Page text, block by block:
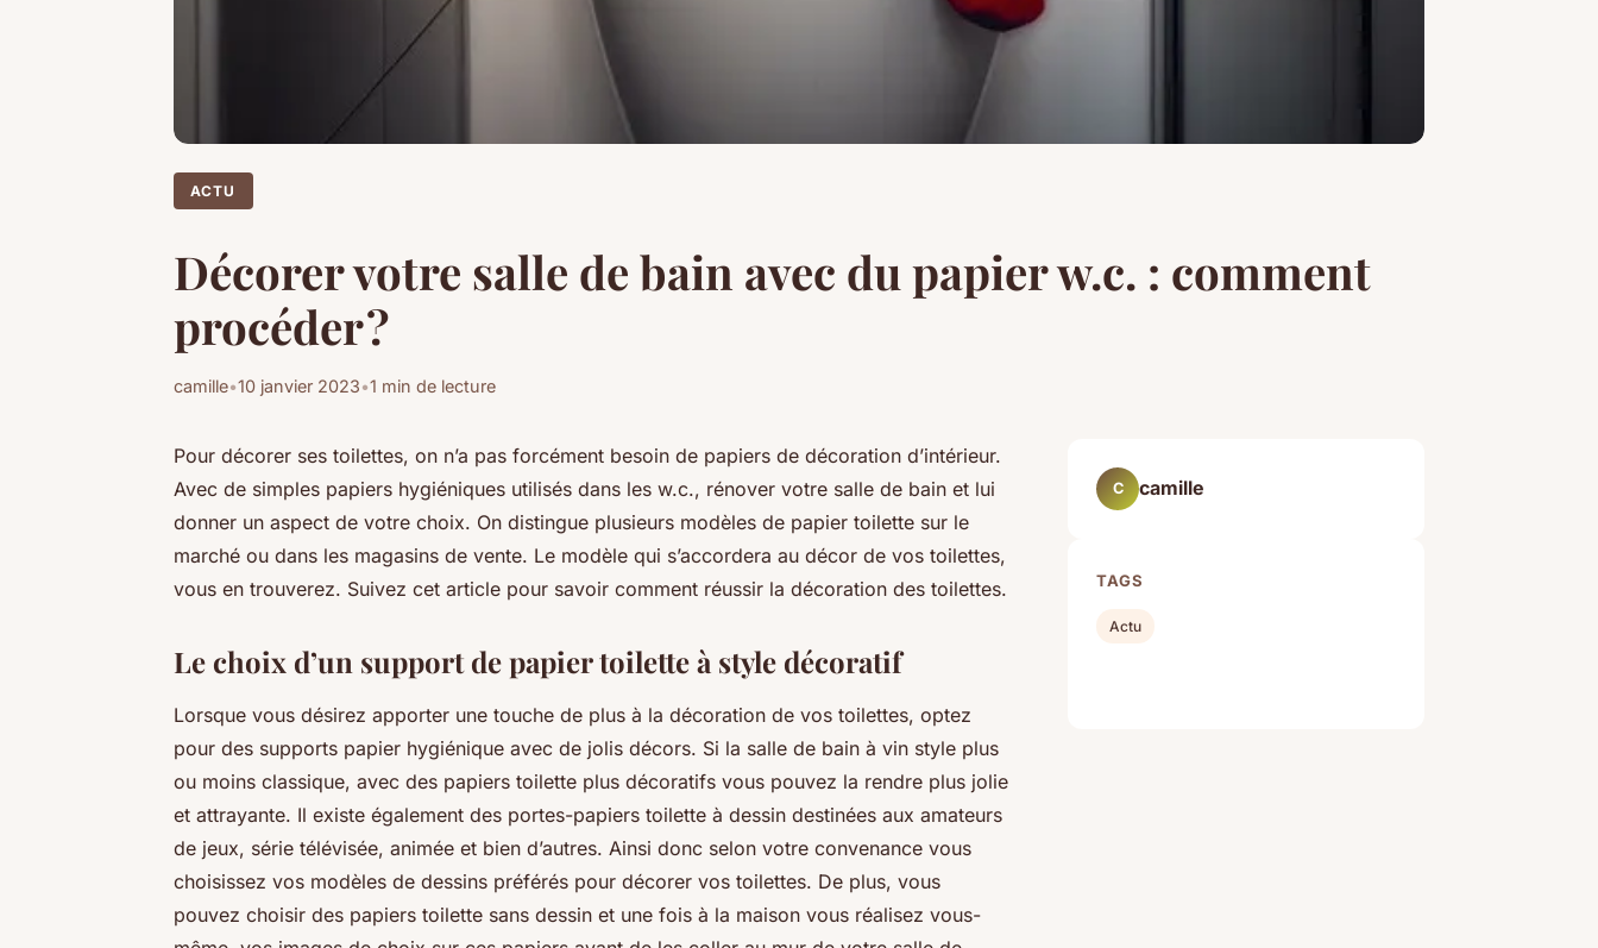
ACTU
Décorer votre salle de bain avec du papier w.c. : comment
procéder ?
camille•10 janvier 2023•1 min de lecture
Pour décorer ses toilettes, on n’a pas forcément besoin de papiers de décoration d’intérieur.
Avec de simples papiers hygiéniques utilisés dans les w.c., rénover votre salle de bain et lui
donner un aspect de votre choix. On distingue plusieurs modèles de papier toilette sur le
marché ou dans les magasins de vente. Le modèle qui s’accordera au décor de vos toilettes,
vous en trouverez. Suivez cet article pour savoir comment réussir la décoration des toilettes.
Le choix d’un support de papier toilette à style décoratif
Lorsque vous désirez apporter une touche de plus à la décoration de vos toilettes, optez
pour des supports papier hygiénique avec de jolis décors. Si la salle de bain à vin style plus
ou moins classique, avec des papiers toilette plus décoratifs vous pouvez la rendre plus jolie
et attrayante. Il existe également des portes-papiers toilette à dessin destinées aux amateurs
de jeux, série télévisée, animée et bien d’autres. Ainsi donc selon votre convenance vous
choisissez vos modèles de dessins préférés pour décorer vos toilettes. De plus, vous
pouvez choisir des papiers toilette sans dessin et une fois à la maison vous réalisez vous-
C camille
TAGS
Actu